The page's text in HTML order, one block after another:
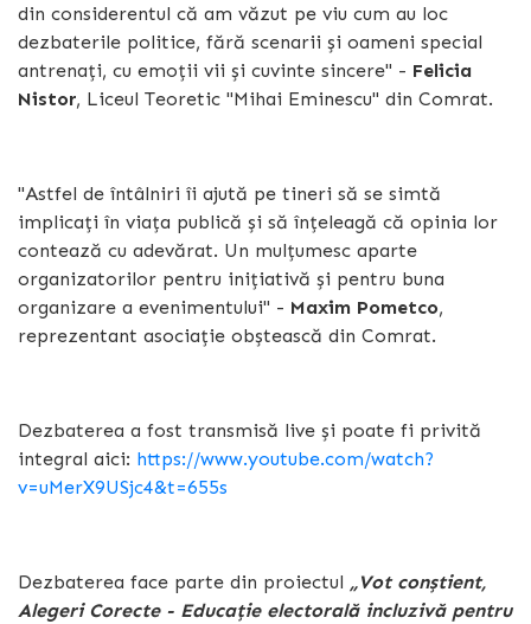
din considerentul că am văzut pe viu cum au loc
dezbaterile politice, fără scenarii și oameni special
antrenați, cu emoții vii și cuvinte sincere" - Felicia
Nistor, Liceul Teoretic "Mihai Eminescu" din Comrat.
"Astfel de întâlniri îi ajută pe tineri să se simtă
implicați în viața publică și să înțeleagă că opinia lor
contează cu adevărat. Un mulțumesc aparte
organizatorilor pentru inițiativă și pentru buna
organizare a evenimentului" - Maxim Pometco,
reprezentant asociație obștească din Comrat.
Dezbaterea a fost transmisă live și poate fi privită
integral aici: https://www.youtube.com/watch?
v=uMerX9USjc4&t=655s
Dezbaterea face parte din proiectul „Vot conștient,
Alegeri Corecte - Educație electorală incluzivă pentru